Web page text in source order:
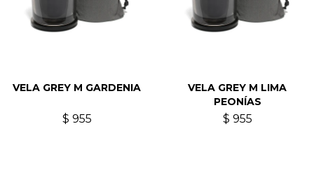
VELA GREY M GARDENIA
$ 955
VELA GREY M LIMA
PEONÍAS
$ 955